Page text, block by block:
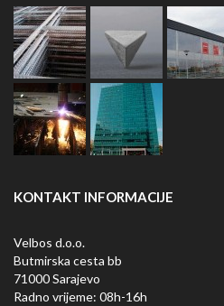
KONTAKT INFORMACIJE
Velbos d.o.o.
Butmirska cesta bb
71000 Sarajevo
Radno vrijeme: 08h-16h